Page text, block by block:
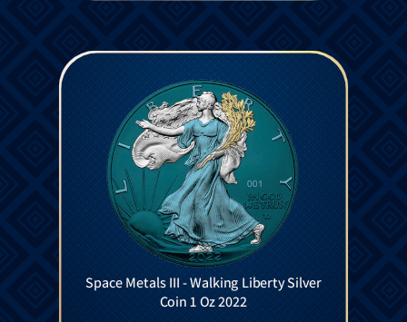
Space Metals III - Walking Liberty Silver
Coin 1 Oz 2022